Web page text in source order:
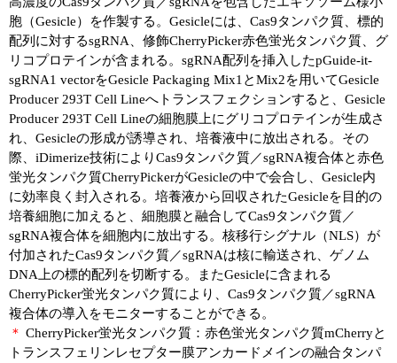
胞（Gesicle）を作製する。Gesicleには、Cas9タンパク質、標的
配列に対するsgRNA、修飾CherryPicker赤色蛍光タンパク質、グ
リコプロテインが含まれる。sgRNA配列を挿入したpGuide-it-
sgRNA1 vectorをGesicle Packaging Mix1とMix2を用いてGesicle
Producer 293T Cell Lineへトランスフェクションすると、Gesicle
Producer 293T Cell Lineの細胞膜上にグリコプロテインが生成さ
れ、Gesicleの形成が誘導され、培養液中に放出される。その
際、iDimerize技術によりCas9タンパク質／sgRNA複合体と赤色
蛍光タンパク質CherryPickerがGesicleの中で会合し、Gesicle内
に効率良く封入される。培養液から回収されたGesicleを目的の
培養細胞に加えると、細胞膜と融合してCas9タンパク質／
sgRNA複合体を細胞内に放出する。核移行シグナル（NLS）が
付加されたCas9タンパク質／sgRNAは核に輸送され、ゲノム
DNA上の標的配列を切断する。またGesicleに含まれる
CherryPicker蛍光タンパク質により、Cas9タンパク質／sgRNA
複合体の導入をモニターすることができる。
＊ CherryPicker蛍光タンパク質：赤色蛍光タンパク質mCherryと
トランスフェリンレセプター膜アンカードメインの融合タンパ